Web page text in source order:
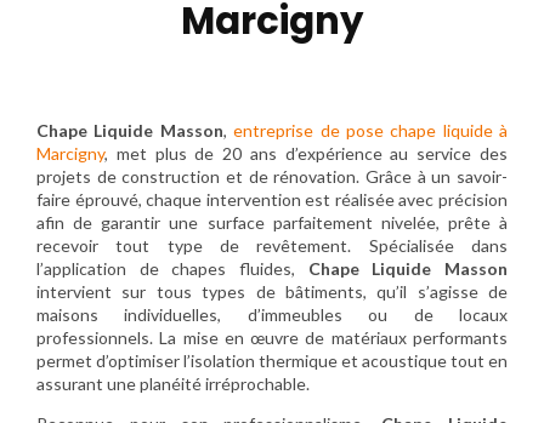
Marcigny
Chape Liquide Masson,entreprise de pose chape liquide à
Marcigny, met plus de 20 ans d’expérience au service des
projets de construction et de rénovation. Grâce à un savoir-
faire éprouvé, chaque intervention est réalisée avec précision
afin de garantir une surface parfaitement nivelée, prête à
recevoir tout type de revêtement. Spécialisée dans
l’application de chapes fluides, Chape Liquide Masson
intervient sur tous types de bâtiments, qu’il s’agisse de
maisons individuelles, d’immeubles ou de locaux
professionnels. La mise en œuvre de matériaux performants
permet d’optimiser l’isolation thermique et acoustique tout en
assurant une planéité irréprochable.